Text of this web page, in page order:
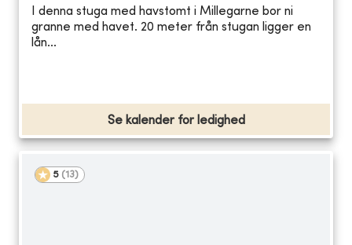
I denna stuga med havstomt i Millegarne bor ni
granne med havet. 20 meter från stugan ligger en
lån...
Se kalender for ledighed
5 (13)